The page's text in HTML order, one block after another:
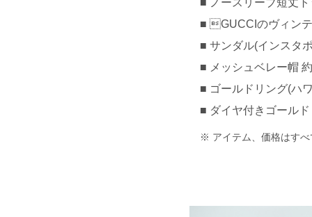
ノースリーブ短丈
GUCCIのヴィン
サンダル(インスタ
メッシュベレー帽
ゴールドリング(ハ
ダイヤ付きゴール
アイテム、価格はす